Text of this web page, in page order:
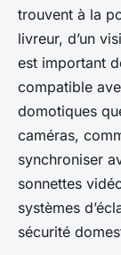
trouvent à la
livreur, d’un
est important
compatible
domotiques
caméras,
synchroniser
sonnettes
systèmes
sécurité